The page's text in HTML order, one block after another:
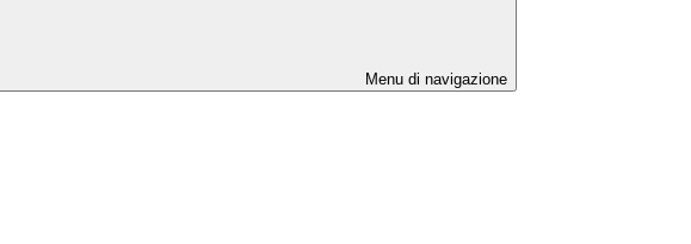
Menu di navigazione